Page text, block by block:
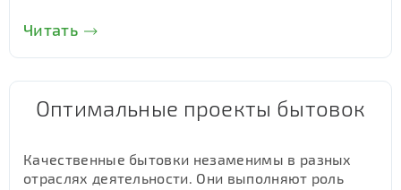
Читать
Оптимальные проекты бытовок
Качественные бытовки незаменимы в разных
отраслях деятельности. Они выполняют роль